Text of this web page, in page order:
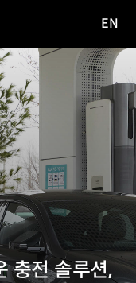
사이
이동
EN
충전 솔루션,